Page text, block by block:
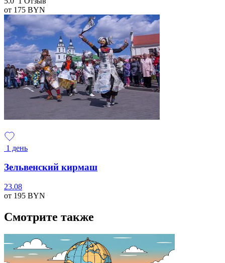
от 175 BYN
1 день
Зельвенский кирмаш
23.08
от 195 BYN
Смотрите также